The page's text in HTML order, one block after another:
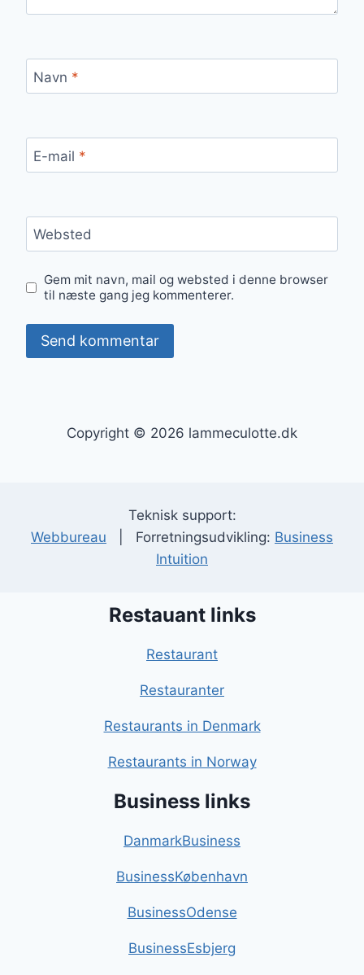
Navn *
E-mail *
Websted
Gem mit navn, mail og websted i denne browser
til næste gang jeg kommenterer.
Copyright © 2026 lammeculotte.dk
Teknisk support:
Webbureau | Forretningsudvikling: Business
Intuition
Restauant links
Restaurant
Restauranter
Restaurants in Denmark
Restaurants in Norway
Business links
DanmarkBusiness
BusinessKøbenhavn
BusinessOdense
BusinessEsbjerg